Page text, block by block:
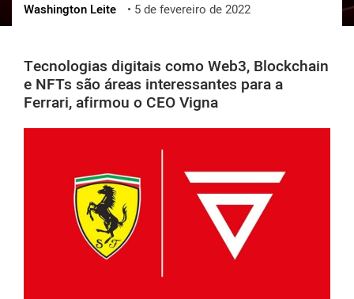
ქართული
vietnamese
Washington Leite • 5 de fevereiro de 2022
Tecnologias digitais como Web3, Blockchain
e NFTs são áreas interessantes para a
Ferrari, afirmou o CEO Vigna